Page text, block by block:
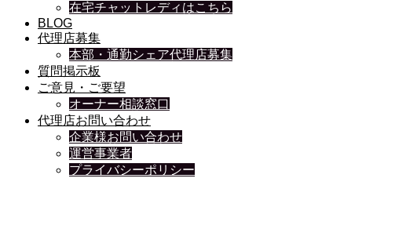
在宅チャットレディはこちら
BLOG
代理店募集
本部・通勤シェア代理店募集
質問掲示板
ご意見・ご要望
オーナー相談窓口
代理店お問い合わせ
企業様お問い合わせ
運営事業者
プライバシーポリシー